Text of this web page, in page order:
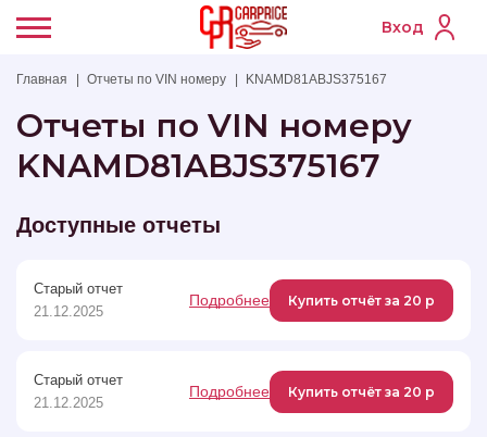
Вход
Главная Отчеты по VIN номеру KNAMD81ABJS375167
Отчеты по VIN номеру
KNAMD81ABJS375167
Доступные отчеты
Старый отчет
21.12.2025
Подробнее Купить отчёт за 20 р
Старый отчет
21.12.2025
Подробнее Купить отчёт за 20 р